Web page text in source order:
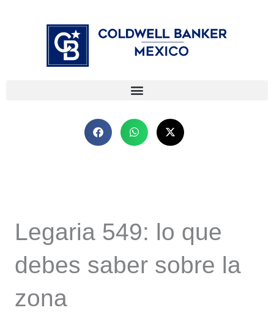
Legaria 549: lo que
debes saber sobre la
zona